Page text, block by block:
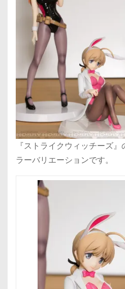
『ストライクウィッチーズ
ラーバリエーションです。